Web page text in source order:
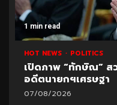
1 min read
HOT NEWS POLITICS
เปิดภาพ “ทักษิณ” ส
อดีตนายกฯเศรษฐา
07/08/2026